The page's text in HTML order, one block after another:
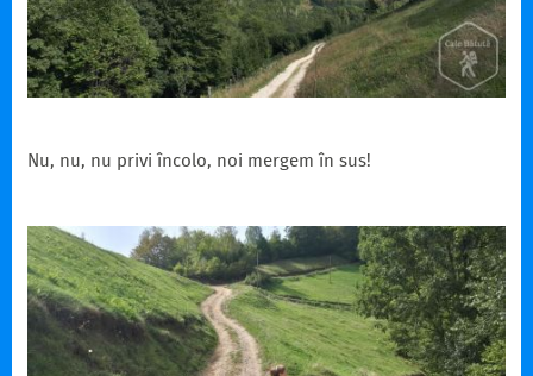
Nu, nu, nu privi încolo, noi mergem în sus!